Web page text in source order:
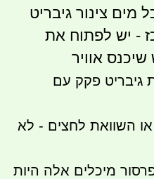
צינור גיבריט
- יש לפתוח את
אוויר
גיבריט פקק עם
השוואת לחצים - לא
מיכלים אלה היות